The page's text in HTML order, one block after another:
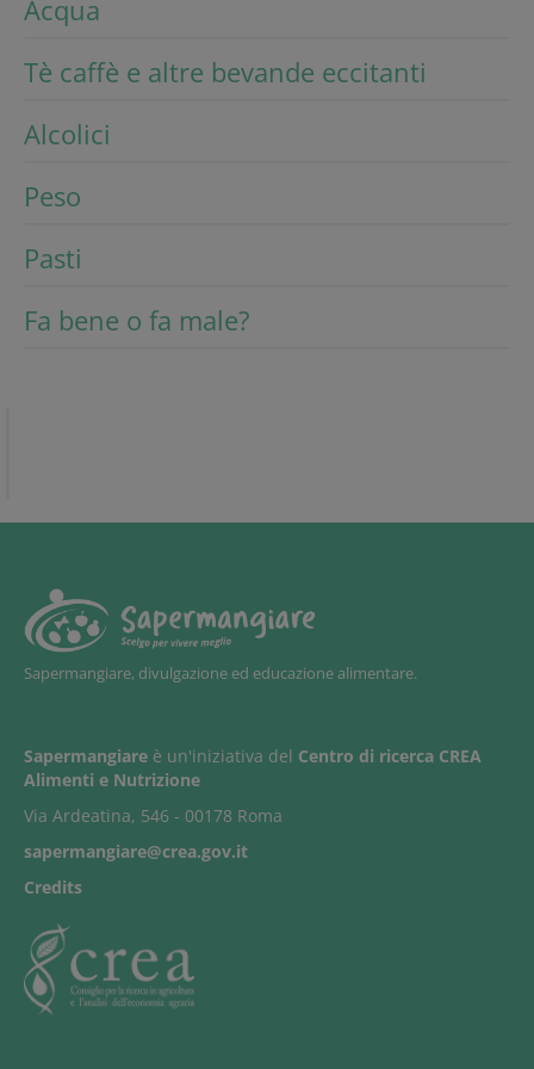
Acqua
Tè caffè e altre bevande eccitanti
Alcolici
Peso
Pasti
Fa bene o fa male?
Sapermangiare, divulgazione ed educazione alimentare.
Sapermangiare è un'iniziativa del Centro di ricerca CREA
Alimenti e Nutrizione
Via Ardeatina, 546 - 00178 Roma
sapermangiare@crea.gov.it
Credits